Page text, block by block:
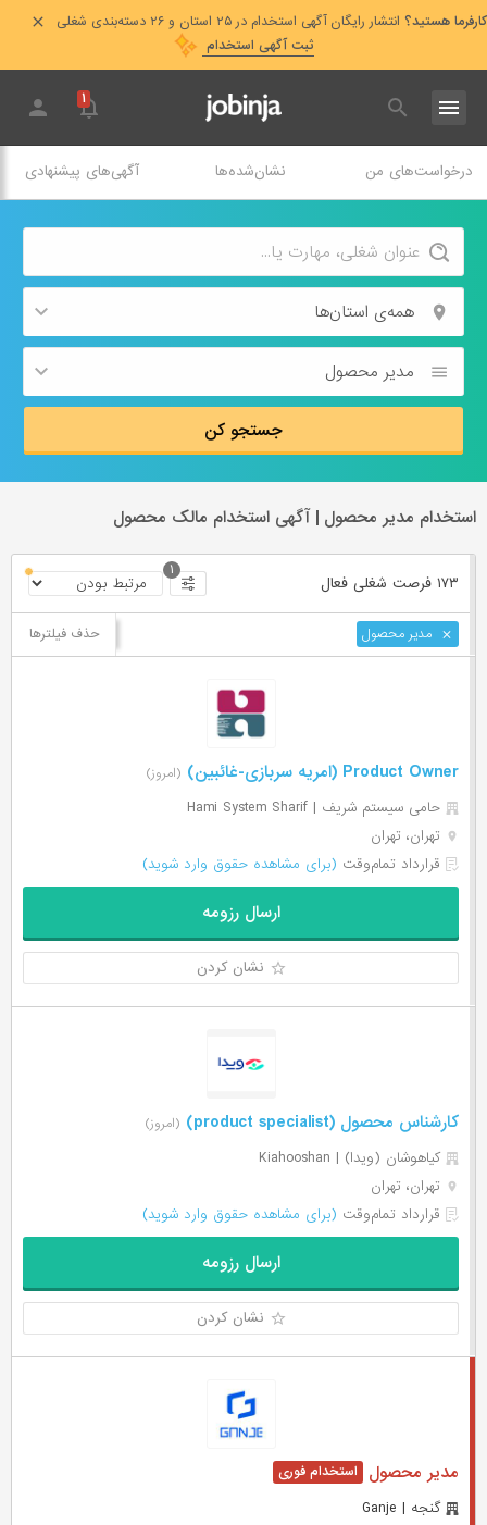
کارفرما هستید؟ انتشار رایگان آگهی استخدام در ۲۵ استان و ۲۶ دسته‌بندی شغلی
ثبت آگهی استخدام
۱
درخواست‌های من نشان‌شده‌ها آگهی‌های پیشنهادی
همه‌ی استان‌ها
مدیر محصول
جستجو کن
استخدام مدیر محصول | آگهی استخدام مالک محصول
۱۷۳ فرصت ‌شغلی فعال
۱
مدیر محصول حذف فیلترها
Product Owner (امریه سربازی-غائبین) (امروز)
حامی سیستم شریف | Hami System Sharif
تهران، تهران
قرارداد تمام‌وقت (برای مشاهده حقوق وارد شوید)
ارسال رزومه
نشان کردن
کارشناس محصول (product specialist) (امروز)
کیاهوشان (ویدا) | Kiahooshan
تهران، تهران
قرارداد تمام‌وقت (برای مشاهده حقوق وارد شوید)
ارسال رزومه
نشان کردن
مدیر محصول
گنجه | Ganje